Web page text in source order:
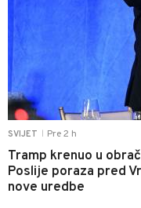
SVIJET Pre 2 h
Tramp krenuo u
Poslije poraza pred
nove uredbe